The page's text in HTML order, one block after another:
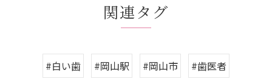
関連タグ
#白い歯 #岡山駅 #岡山市
#歯医者